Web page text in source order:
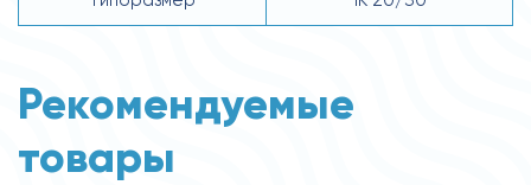
Рекомендуемые
товары